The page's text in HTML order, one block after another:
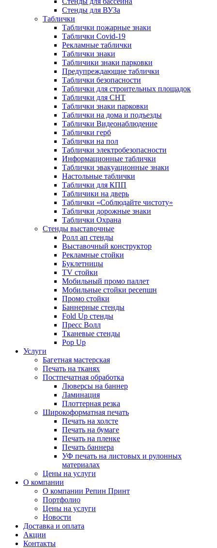
Стенды для ВУЗа
Таблички
Таблички пожарные знаки
Таблички Covid-19
Рекламные таблички
Таблички знаки
Табличики знаки парковки
Предупреждающие таблички
Таблички безопасности
Таблички для строительных площадок
Таблички для СНТ
Таблички знаки парковки
Таблички на дома и подъезды
Таблички Видеонаблюдение
Таблички герб
Таблички на пол
Таблички электробезопасности
Информационные таблички
Таблички эвакуационные знаки
Настольные таблички
Таблички для КПП
Табличики на дверь
Таблички «Соблюдайте чистоту»
Таблички дорожные знаки
Таблички Охрана
Стенды выставочные
Ролл ап стенды
Выставочный конструктор
Рекламные стойки
Буклетницы
TV стойки
Мобильный промо паллет
Мобильные стойки ресепшн
Промо стойки
Баннерные стенды
Fold Up стенды
Пресс Волл
Тканевые стенды
Pop Up
Услуги
Багетная мастерская
Печать на тканях
Постпечатная обработка
Люверсы на баннер
Ламинация
Плоттерная резка
Широкоформатная печать
Печать на холсте
Печать на бумаге
Печать на пленке
Печать баннера
УФ печать на листовых и рулонных
материалах
Цены на услуги
О компании
О компании Репин Принт
Портфолио
Цены на услуги
Новости
Доставка и оплата
Акции
Контакты